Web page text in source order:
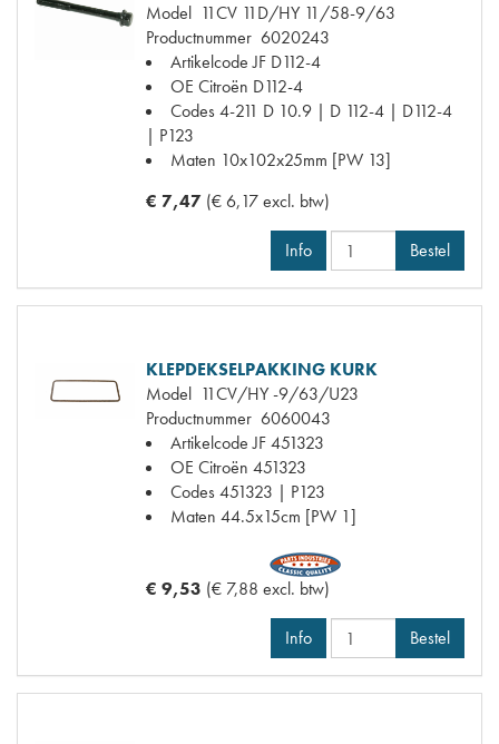
Model 11CV 11D/HY 11/58-9/63
Productnummer 6020243
Artikelcode JF D112-4
OE Citroën D112-4
Codes4-211 D 10.9 | D 112-4 | D112-4
| P123
Maten 10x102x25mm [PW 13]
€ 7,47 (€ 6,17 excl. btw)
Info Bestel
KLEPDEKSELPAKKING KURK
Model 11CV/HY -9/63/U23
Productnummer 6060043
Artikelcode JF451323
OE Citroën 451323
Codes451323 | P123
Maten 44.5x15cm [PW 1]
€ 9,53 (€ 7,88 excl. btw)
Info Bestel